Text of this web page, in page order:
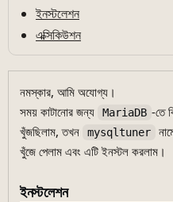
ইনস্টলেশন
এক্সিকিউশন
নমস্কার, আমি অযোগ্য।
সময় কাটানোর জন্য
MariaDB -তে
খুঁজছিলাম, তখন
mysqltuner
খুঁজে পেলাম এবং এটি ইনস্টল করলাম।
ইনস্টলেশন